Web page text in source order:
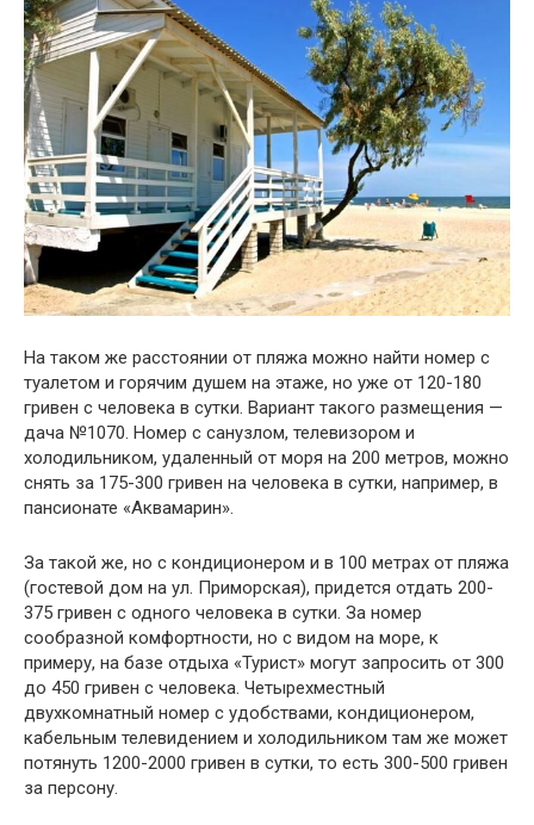
На таком же расстоянии от пляжа можно найти номер с
туалетом и горячим душем на этаже, но уже от 120-180
гривен с человека в сутки. Вариант такого размещения —
дача №1070. Номер с санузлом, телевизором и
холодильником, удаленный от моря на 200 метров, можно
снять за 175-300 гривен на человека в сутки, например, в
пансионате «Аквамарин».
За такой же, но с кондиционером и в 100 метрах от пляжа
(гостевой дом на ул. Приморская), придется отдать 200-
375 гривен с одного человека в сутки. За номер
сообразной комфортности, но с видом на море, к
примеру, на базе отдыха «Турист» могут запросить от 300
до 450 гривен с человека. Четырехместный
двухкомнатный номер с удобствами, кондиционером,
кабельным телевидением и холодильником там же может
потянуть 1200-2000 гривен в сутки, то есть 300-500 гривен
за персону.